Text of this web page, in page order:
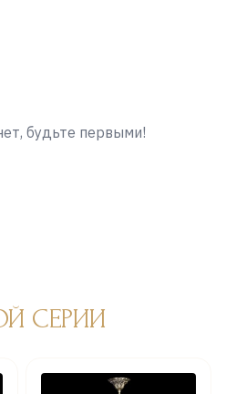
будьте первыми!
СЕРИИ